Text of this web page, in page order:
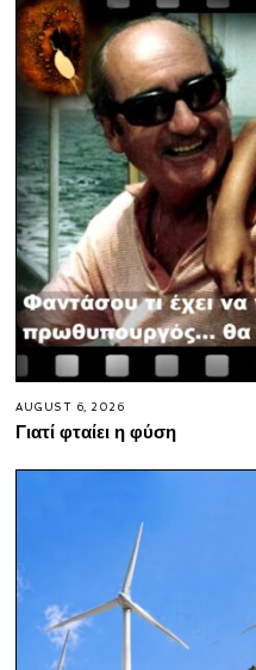
AUGUST 6, 2026
Γιατί φταίει η φύση